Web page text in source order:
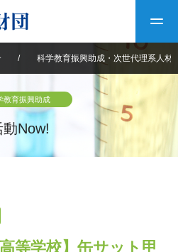
団について
40年史デジタルブック
長期大型研究助成
動画紹介
/ 科学教育振興助成・次世代理系人材
教育振興助成
動Now!
等学校】缶サット甲